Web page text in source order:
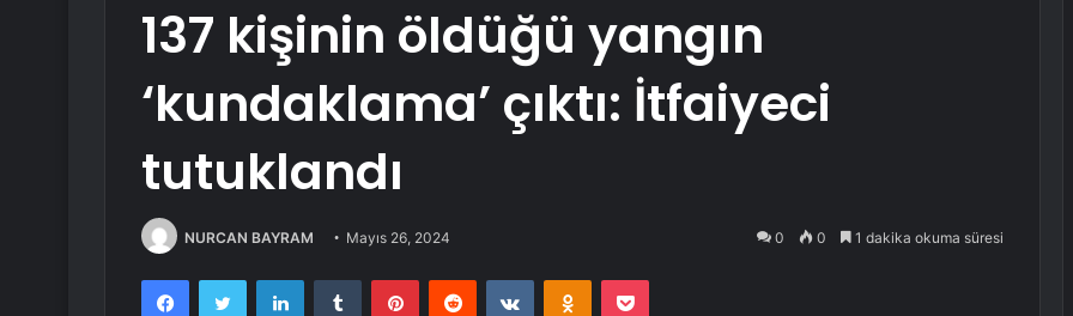
137 kişinin öldüğü yangın
‘kundaklama’ çıktı: İtfaiyeci
tutuklandı
NURCAN BAYRAM Mayıs 26, 2024 0 0 1 dakika okuma süresi
FacebookTwitter LinkedInTumblr PinterestReddit VKontakteOdnoklassniki
Pocket